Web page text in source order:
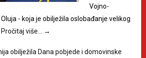
Vojno-
- koja je obilježila oslobađanje velikog
Pročitaj više… →
obilježila Dana pobjede i domovinske